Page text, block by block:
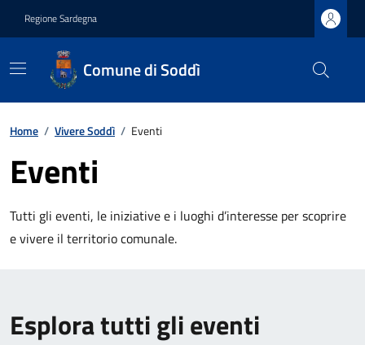
Regione Sardegna
Comune di Soddì
Home / Vivere Soddì / Eventi
Eventi
Tutti gli eventi, le iniziative e i luoghi d’interesse per scoprire
e vivere il territorio comunale.
Esplora tutti gli eventi